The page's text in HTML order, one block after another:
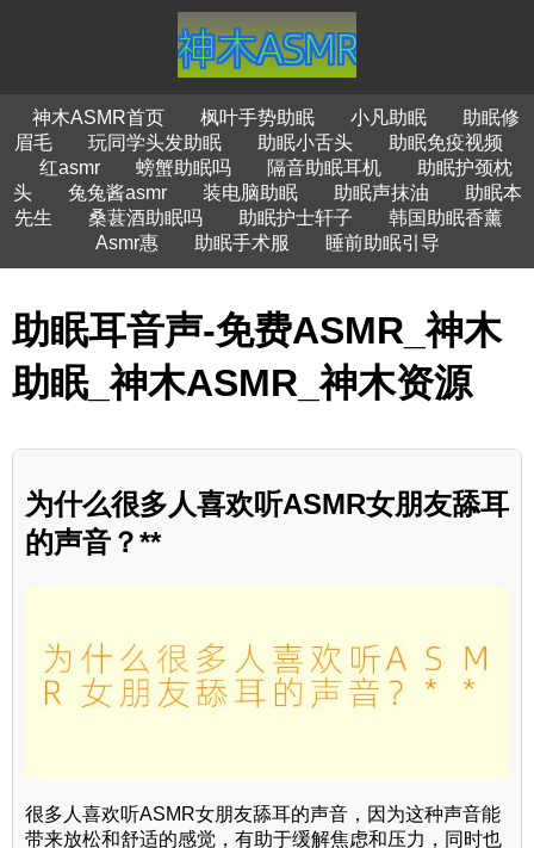
神木ASMR首页 枫叶手势助眠 小凡助眠
助眠修
眉毛
玩同学头发助眠 助眠小舌头
助眠免疫视频
红asmr
螃蟹助眠吗 隔音助眠耳机
助眠护颈枕
头
兔兔酱asmr 装电脑助眠 助眠声抹油
助眠本
先生
桑葚酒助眠吗 助眠护士轩子
韩国助眠香薰
Asmr惠
助眠手术服 睡前助眠引导
助眠耳音声-免费ASMR_神木
助眠_神木ASMR_神木资源
为什么很多人喜欢听ASMR女朋友舔耳
的声音？**
很多人喜欢听ASMR女朋友舔耳的声音，因为这种声音能
带来放松和舒适的感觉，有助于缓解焦虑和压力，同时也